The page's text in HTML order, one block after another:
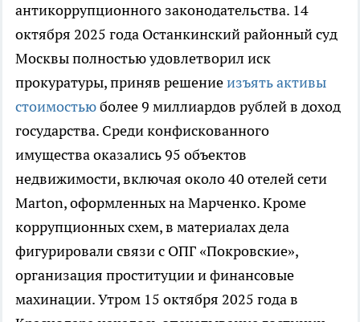
антикоррупционного законодательства. 14
октября 2025 года Останкинский районный суд
Москвы полностью удовлетворил иск
прокуратуры, приняв решениеизъять активы
стоимостьюболее 9 миллиардов рублей в доход
государства. Среди конфискованного
имущества оказались 95 объектов
недвижимости, включая около 40 отелей сети
Marton, оформленных на Марченко. Кроме
коррупционных схем, в материалах дела
фигурировали связи с ОПГ «Покровские»,
организация проституции и финансовые
махинации. Утром 15 октября 2025 года в